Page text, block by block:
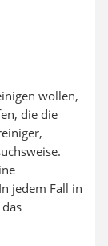
wollen,
die die
jedem Fall in